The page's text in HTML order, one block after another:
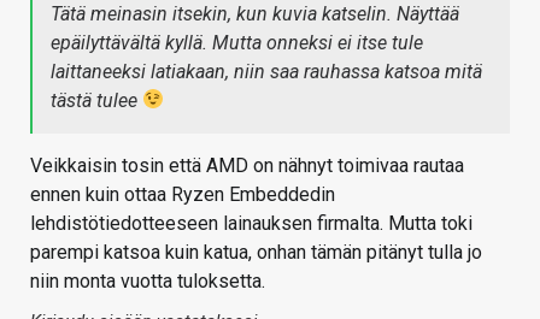
Tätä meinasin itsekin, kun kuvia katselin. Näyttää
epäilyttävältä kyllä. Mutta onneksi ei itse tule
laittaneeksi latiakaan, niin saa rauhassa katsoa mitä
tästä tulee
Veikkaisin tosin että AMD on nähnyt toimivaa rautaa
ennen kuin ottaa Ryzen Embeddedin
lehdistötiedotteeseen lainauksen firmalta. Mutta toki
parempi katsoa kuin katua, onhan tämän pitänyt tulla jo
niin monta vuotta tuloksetta.